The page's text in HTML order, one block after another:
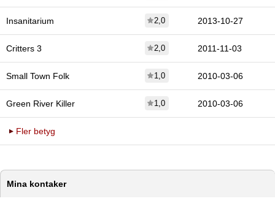
Insanitarium 2,0 2013-10-27
Critters 3 2,0 2011-11-03
Small Town Folk 1,0 2010-03-06
Green River Killer 1,0 2010-03-06
Fler betyg
Mina kontaker